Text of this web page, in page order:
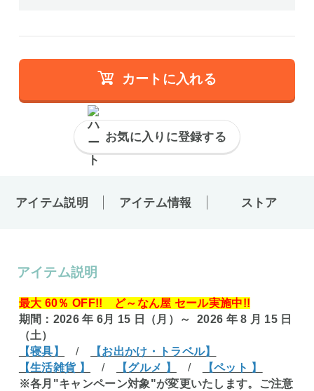
カートに入れる
お気に入りに登録する
アイテム説明 アイテム情報 ストア
アイテム説明
最大 60％ OFF!! ど～なん屋 セール実施中!!
期間：2026 年 6月 15 日（月）～ 2026 年 8 月 15 日
（土）
【寝具】
/
【お出かけ・トラベル】
【生活雑貨 】
/ 【グルメ 】 /
【ペット 】
※各月"キャンペーン対象"が変更いたします。ご注意